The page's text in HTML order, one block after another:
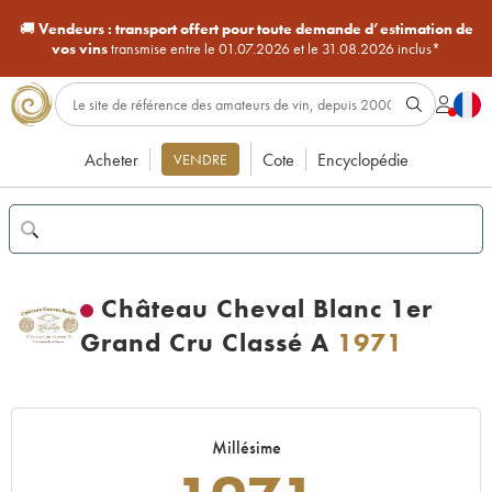
🚚Vendeurs : transport offert pour toute demande d’estimation de
vos vinstransmise entre le 01.07.2026 et le 31.08.2026 inclus*
Acheter VENDRE Cote Encyclopédie
Château Cheval Blanc 1er
Grand Cru Classé A 1971
Millésime